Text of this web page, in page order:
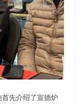
先介绍了宣德炉